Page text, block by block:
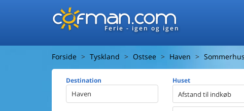
Ferie - igen og igen
Forside Tyskland Ostsee Haven
Destination Huset
Afstand til indkøb